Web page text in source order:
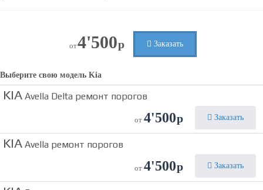
от4'500р Заказать
Выберите свою модель Kia
KIA Avella Delta ремонт порогов
от 4'500р Заказать
KIA Avella ремонт порогов
от 4'500р Заказать